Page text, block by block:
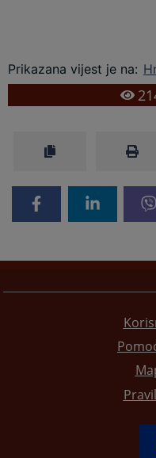
Prikazana vijest je na: